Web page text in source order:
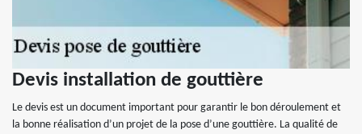
Devis installation de gouttière
Le devis est un document important pour garantir le bon déroulement et
la bonne réalisation d’un projet de la pose d’une gouttière. La qualité de